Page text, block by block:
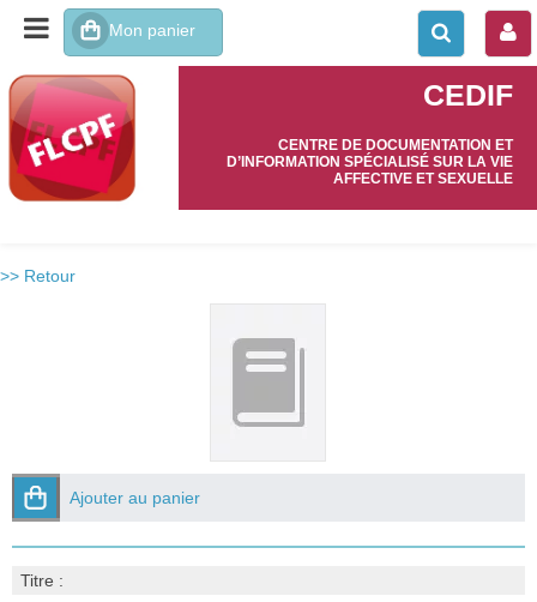
CEDIF
CENTRE DE DOCUMENTATION ET
D’INFORMATION SPÉCIALISÉ SUR LA VIE
AFFECTIVE ET SEXUELLE
>> Retour
Ajouter au panier
Titre :